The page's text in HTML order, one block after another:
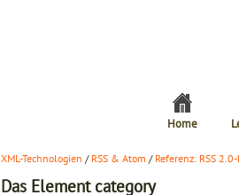
Home
XML-Technologien / RSS & Atom / Referenz: RSS
Das Element category